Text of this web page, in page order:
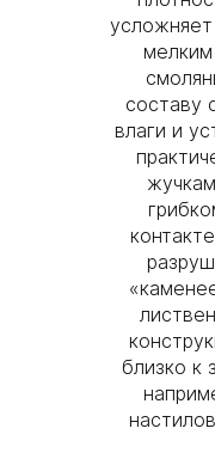
составу
влаги и
близко к